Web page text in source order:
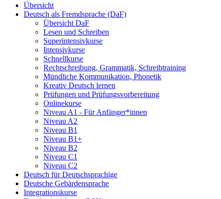
Übersicht
Deutsch als Fremdsprache (DaF)
Übersicht DaF
Lesen und Schreiben
Superintensivkurse
Intensivkurse
Schnellkurse
Rechtschreibung, Grammatik, Schreibtraining
Mündliche Kommunikation, Phonetik
Kreativ Deutsch lernen
Prüfungen und Prüfungsvorbereitung
Onlinekurse
Niveau A1 - Für Anfänger*innen
Niveau A2
Niveau B1
Niveau B1+
Niveau B2
Niveau C1
Niveau C2
Deutsch für Deutschsprachige
Deutsche Gebärdensprache
Integrationskurse